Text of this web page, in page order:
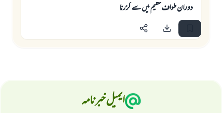
دوران طواف حطیم میں سے گزرنا
ایمیل خبرنامہ